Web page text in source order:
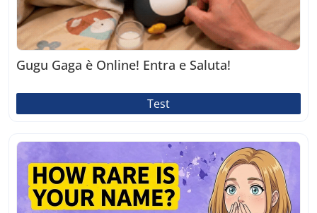
Gugu Gaga è Online! Entra e Saluta!
Test